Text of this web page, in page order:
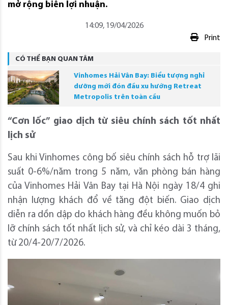
mở rộng biên lợi nhuận.
14:09, 19/04/2026
Print
CÓ THỂ BẠN QUAN TÂM
Vinhomes Hải Vân Bay: Biểu tượng nghỉ
dưỡng mới đón đầu xu hướng Retreat
Metropolis trên toàn cầu
“Cơn lốc” giao dịch từ siêu chính sách tốt nhất
lịch sử
Sau khi Vinhomes công bố siêu chính sách hỗ trợ lãi
suất 0-6%/năm trong 5 năm, văn phòng bán hàng
của Vinhomes Hải Vân Bay tại Hà Nội ngày 18/4 ghi
nhận lượng khách đổ về tăng đột biến. Giao dịch
diễn ra dồn dập do khách hàng đều không muốn bỏ
lỡ chính sách tốt nhất lịch sử, và chỉ kéo dài 3 tháng,
từ 20/4-20/7/2026.